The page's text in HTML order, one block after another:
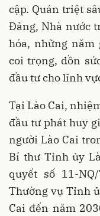
cập. Quán triệt
Ðảng, Nhà nước
hóa, những năm
coi trọng, dồn
đầu tư cho lĩnh
Tại Lào Cai,
đầu tư phát huy
người Lào Cai
Bí thư Tỉnh ủy
quyết số 11-
Thường vụ Tỉnh
Cai đến năm